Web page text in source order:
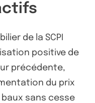
de la SCPI
positive de
précédente,
du prix
sans cesse